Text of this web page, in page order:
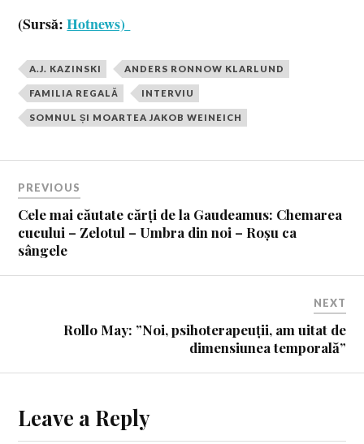
(Sursă:Hotnews)
A.J. KAZINSKI ANDERS RONNOW KLARLUND
FAMILIA REGALĂ INTERVIU
SOMNUL ȘI MOARTEA JAKOB WEINEICH
PREVIOUS
Cele mai căutate cărți de la Gaudeamus: Chemarea
cucului – Zelotul – Umbra din noi – Roșu ca
sângele
NEXT
Rollo May: ”Noi, psihoterapeuții, am uitat de
dimensiunea temporală”
Leave a Reply